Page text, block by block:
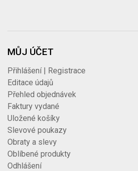
MŮJ ÚČET
Přihlášení | Registrace
Editace údajů
Přehled objednávek
Faktury vydané
Uložené košíky
Slevové poukazy
Obraty a slevy
Oblíbené produkty
Odhlášení